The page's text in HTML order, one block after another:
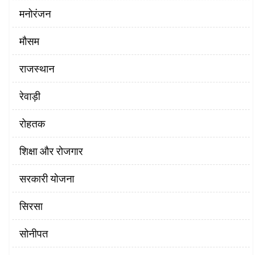
मनोरंजन
मौसम
राजस्थान
रेवाड़ी
रोहतक
शिक्षा और रोजगार
सरकारी योजना
सिरसा
सोनीपत